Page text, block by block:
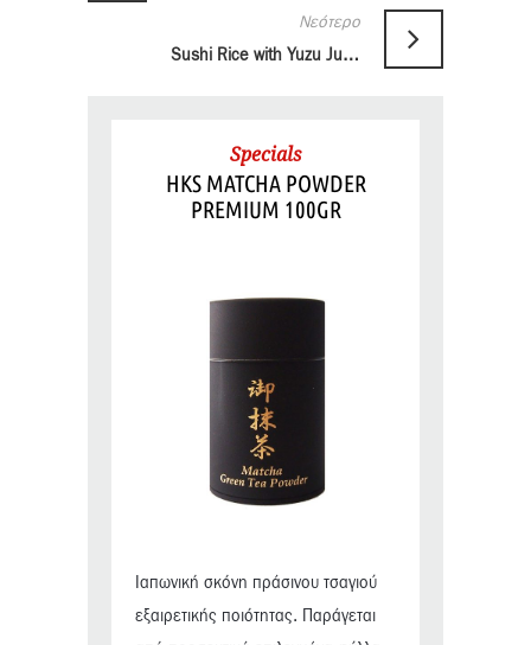
Νεότερο
Sushi Rice with Yuzu Juice
Specials
HKS MATCHA POWDER
PREMIUM 100GR
Ιαπωνική σκόνη πράσινου τσαγιού
εξαιρετικής ποιότητας. Παράγεται